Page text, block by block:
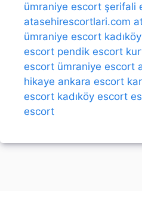
ümraniye escort şerifali
atasehirescortlari.com
ümraniye escort
escort pendik escort
escort ümraniye escort
hikaye ankara escort
escort kadıköy escort
escort